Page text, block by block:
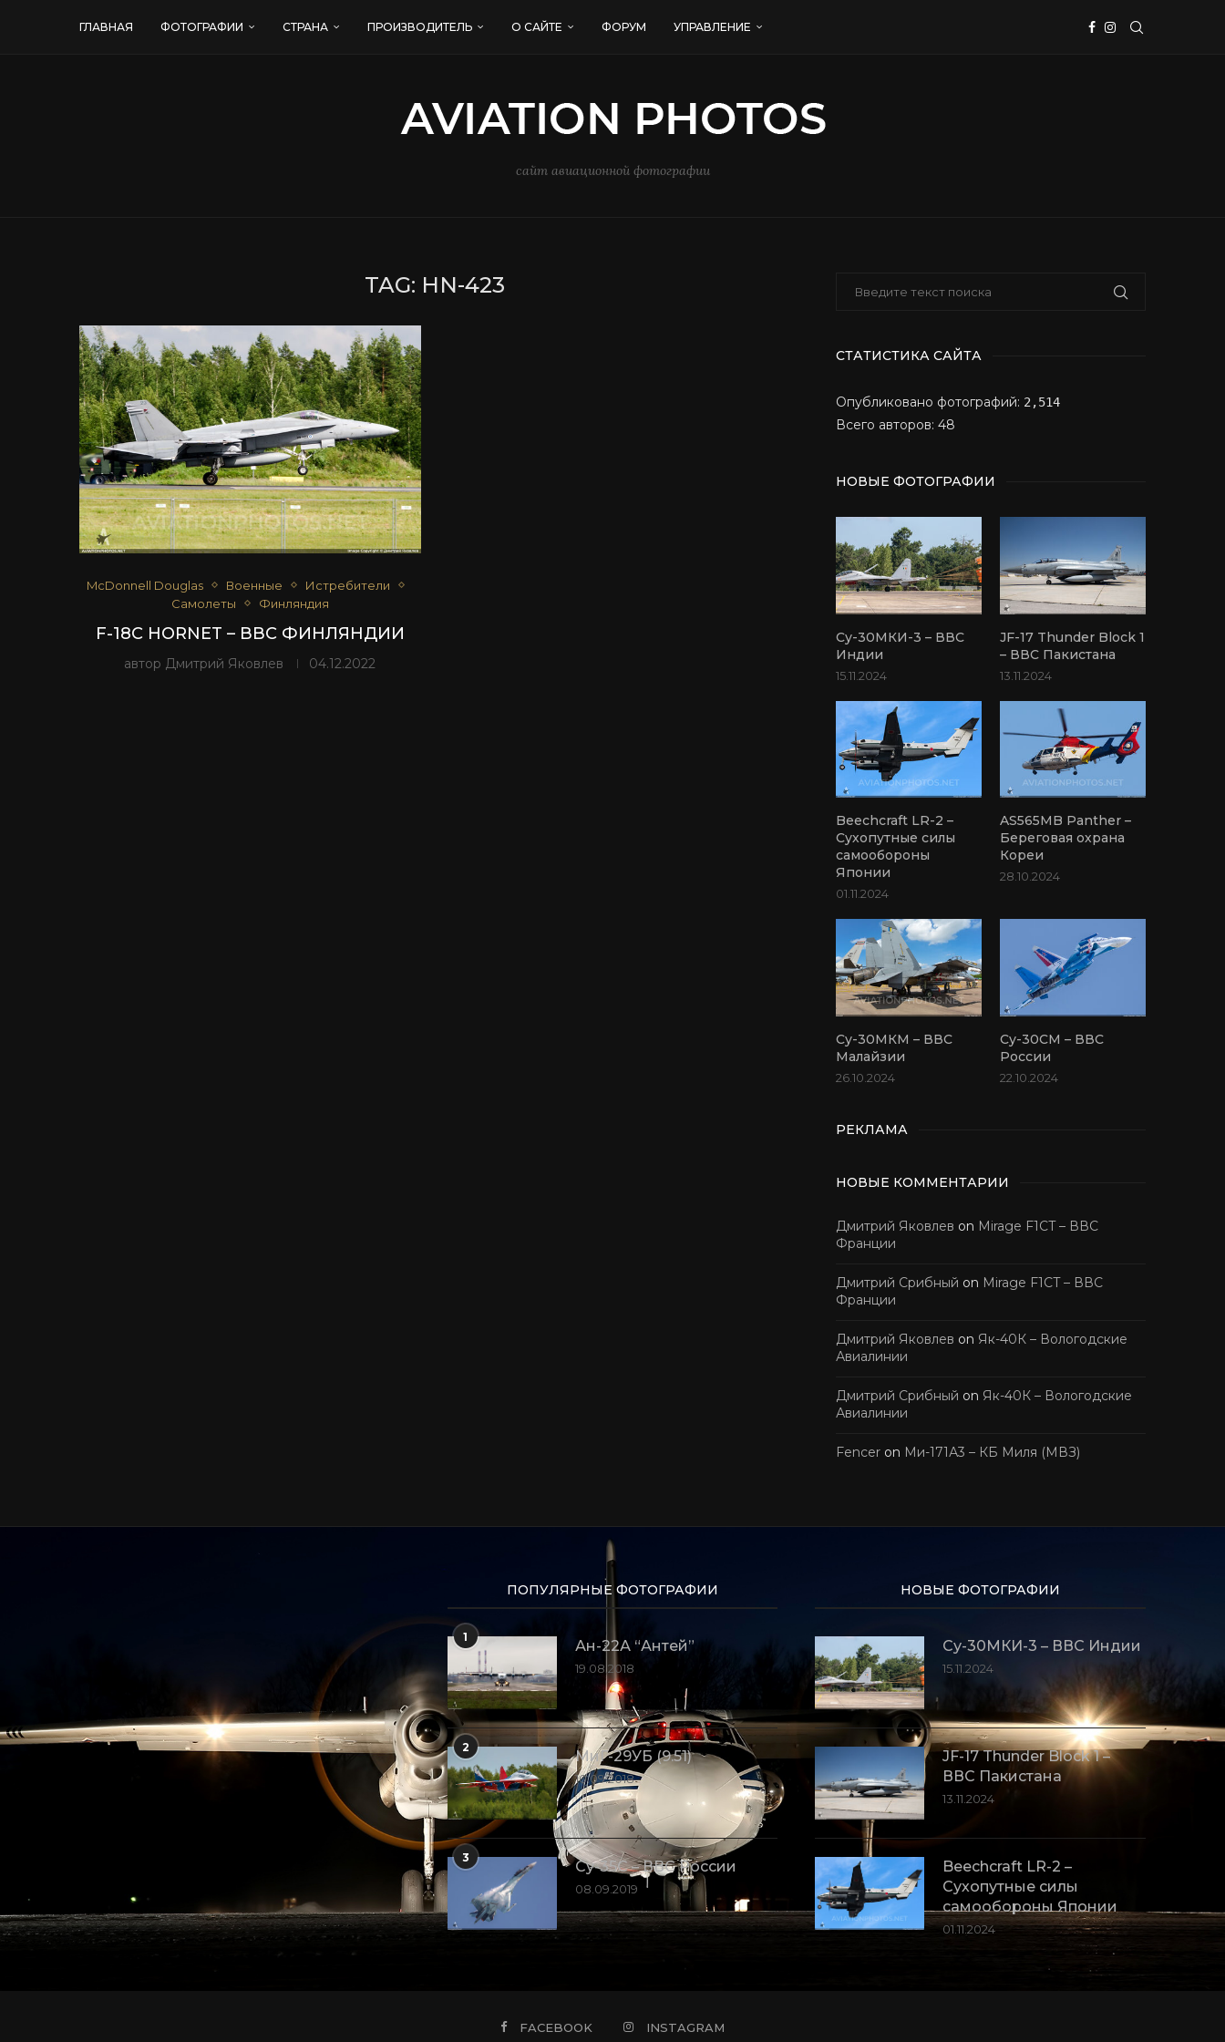
ГЛАВНАЯ ФОТОГРАФИИ СТРАНА ПРОИЗВОДИТЕЛЬ О САЙТЕ ФОРУМ УПРАВЛЕНИЕ
сайт авиационной фотографии
TAG: HN-423
McDonnell Douglas Военные
Истребители
Самолеты
Финляндия
F-18C HORNET – ВВС ФИНЛЯНДИИ
автор Дмитрий Яковлев 04.12.2022
СТАТИСТИКА САЙТА
Опубликовано фотографий: 2,514
Всего авторов: 48
НОВЫЕ ФОТОГРАФИИ
Су-30МКИ-3 – ВВС
Индии
15.11.2024
JF-17 Thunder Block 1
– ВВС Пакистана
13.11.2024
Beechcraft LR-2 –
Сухопутные силы
самообороны
Японии
01.11.2024
AS565MB Panther –
Береговая охрана
Кореи
28.10.2024
Су-30МКМ – ВВС
Малайзии
26.10.2024
Су-30СМ – ВВС
России
22.10.2024
РЕКЛАМА
НОВЫЕ КОММЕНТАРИИ
Дмитрий Яковлев on Mirage F1CT – ВВС
Франции
Дмитрий Срибный on Mirage F1CT – ВВС
Франции
Дмитрий Яковлев on Як-40К – Вологодские
Авиалинии
Дмитрий Срибный on Як-40К – Вологодские
Авиалинии
Fencer on Ми-171А3 – КБ Миля (МВЗ)
ПОПУЛЯРНЫЕ ФОТОГРАФИИ
1
Ан-22А “Антей”
19.08.2018
2
МиГ-29УБ (9.51)
10.09.2018
3
Су-35С – ВВС России
08.09.2019
НОВЫЕ ФОТОГРАФИИ
Су-30МКИ-3 – ВВС Индии
15.11.2024
JF-17 Thunder Block 1 –
ВВС Пакистана
13.11.2024
Beechcraft LR-2 –
Сухопутные силы
самообороны Японии
01.11.2024
FACEBOOK INSTAGRAM